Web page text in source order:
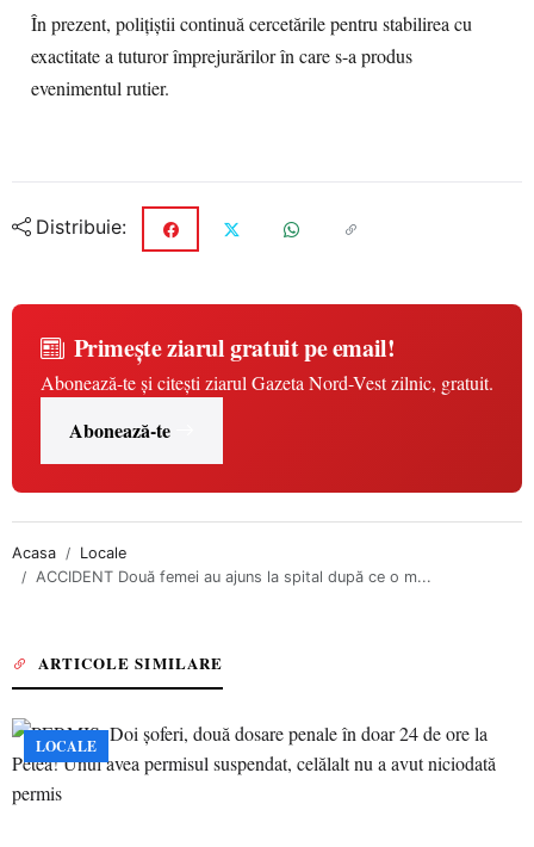
În prezent, polițiștii continuă cercetările pentru stabilirea cu
exactitate a tuturor împrejurărilor în care s-a produs
evenimentul rutier.
Distribuie:
Primește ziarul gratuit pe email!
Abonează-te și citești ziarul Gazeta Nord-Vest zilnic, gratuit.
Abonează-te
Acasa
Locale
ACCIDENT Două femei au ajuns la spital după ce o m...
ARTICOLE SIMILARE
LOCALE